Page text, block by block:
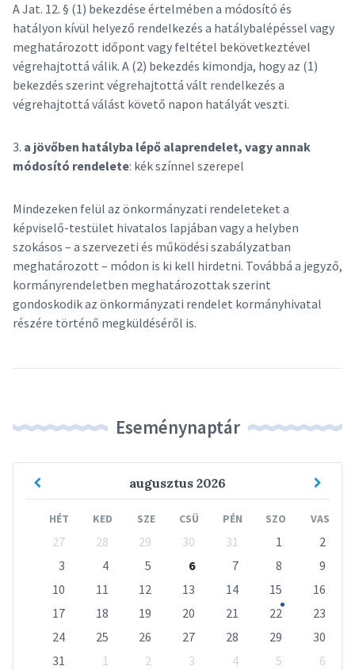
A Jat. 12. § (1) bekezdése értelmében a módosító és
hatályon kívül helyező rendelkezés a hatálybalépéssel vagy
meghatározott időpont vagy feltétel bekövetkeztével
végrehajtottá válik. A (2) bekezdés kimondja, hogy az (1)
bekezdés szerint végrehajtottá vált rendelkezés a
végrehajtottá válást követő napon hatályát veszti.
3. a jövőben hatályba lépő alaprendelet, vagy annak
módosító rendelete: kék színnel szerepel
Mindezeken felül az önkormányzati rendeleteket a
képviselő-testület hivatalos lapjában vagy a helyben
szokásos – a szervezeti és működési szabályzatban
meghatározott – módon is ki kell hirdetni. Továbbá a jegyző,
kormányrendeletben meghatározottak szerint
gondoskodik az önkormányzati rendelet kormányhivatal
részére történő megküldéséről is.
Eseménynaptár
augusztus 2026
Previous
HÉT KED SZE CSÜ PÉN SZO VAS
calendar
27 28 29 30 31 1
2
3
4 5 6 7 8
9
10
11 12 13 14 15
16
17
18 19 20 21 22
23
24
25 26 27 28 29
30
31
1 2 3 4 5
6